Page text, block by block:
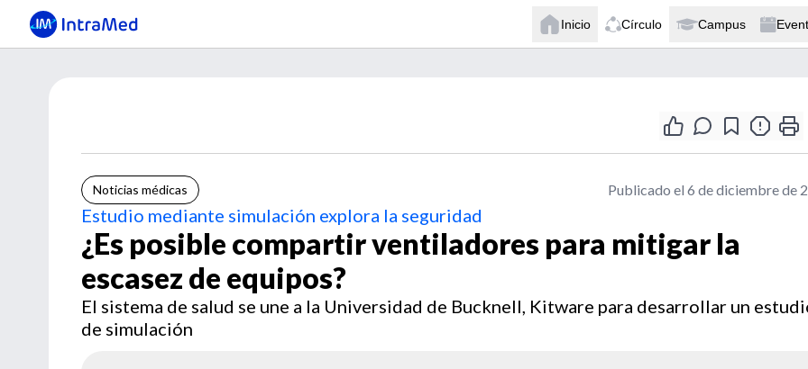
Inicio Círculo Campus
Noticias médicas Publicado el 6 de diciembre de
Estudio mediante simulación explora la seguridad
¿Es posible compartir ventiladores para mitigar la
escasez de equipos?
El sistema de salud se une a la Universidad de Bucknell, Kitware para desarrollar un
de simulación